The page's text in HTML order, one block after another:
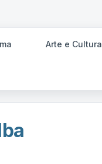
Arte e Cultura